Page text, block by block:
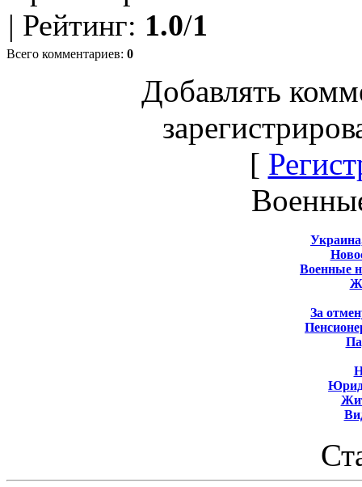
| Рейтинг: 1.0/1
Всего комментариев: 0
Добавлять
[
Военные
За